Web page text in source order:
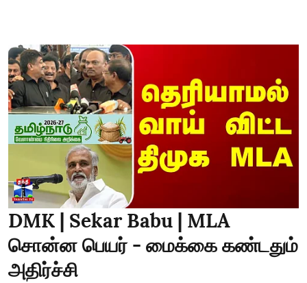
DMK | Sekar Babu | MLA
சொன்ன பெயர் - மைக்கை கண்டதும்
அதிர்ச்சி